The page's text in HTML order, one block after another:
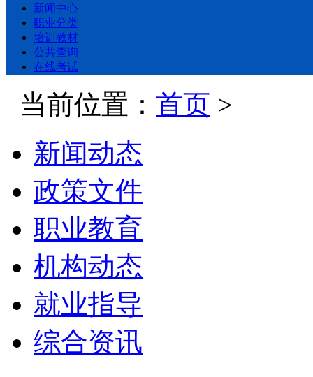
新闻中心
职业分类
培训教材
公共查询
在线考试
当前位置： 首页 >
新闻动态
政策文件
职业教育
机构动态
就业指导
综合资讯